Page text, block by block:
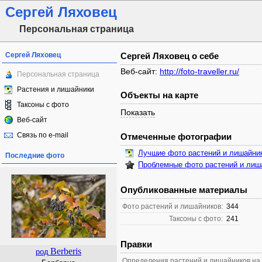
Сергей Ляховец
Персональная страница
Сергей Ляховец
Персональная страница
Растения и лишайники
Таксоны с фото
Веб-сайт
Связь по e-mail
Последние фото
род Berberis
Сергей Ляховец о себе
Веб-сайт: http://foto-traveller.ru/
Объекты на карте
Показать
Отмеченные фотографии
Лучшие фото растений и
Проблемные фото растений и
Опубликованные материалы
Фото растений и лишайников: 344
Таксоны с фото: 241
Правки